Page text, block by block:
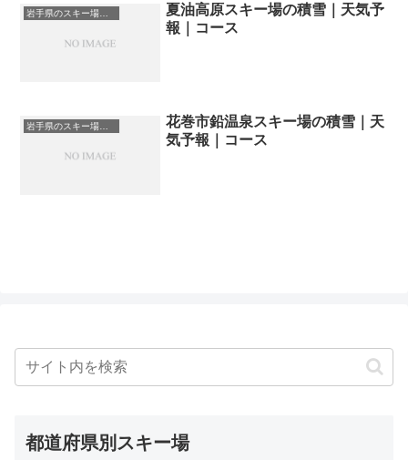
岩手県のスキー場・ゲレンデの一覧
夏油高原スキー場の積雪｜天気予
報｜コース
岩手県のスキー場・ゲレンデの一覧
花巻市鉛温泉スキー場の積雪｜天
気予報｜コース
都道府県別スキー場